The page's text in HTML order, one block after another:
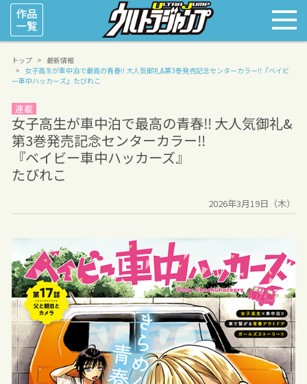
トップ
最新情報
女子高生が車中泊で最高の青春‼︎ 大人気御礼&第3巻発売記念センターカラー‼︎ 『ベイビ
ー車中ハッカーズ』 たびれこ
連載
女子高生が車中泊で最高の青春‼︎ 大人気御礼&
第3巻発売記念センターカラー‼︎
『ベイビー車中ハッカーズ』
たびれこ
2026年3月19日（木）